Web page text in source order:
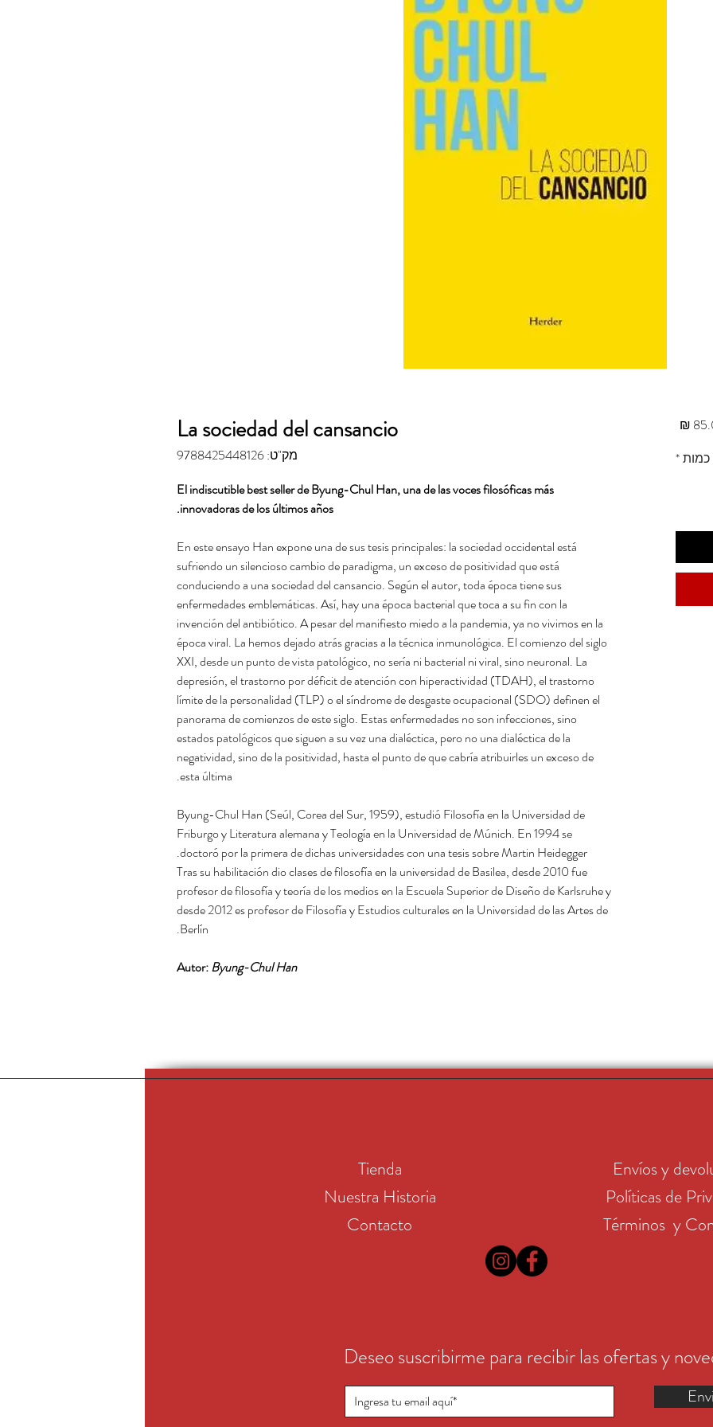
La sociedad del cansancio
מק"ט: 9788425448126
El indiscutible best seller de Byung-Chul Han, una de las voces filosóficas más
innovadoras de los últimos años.
En este ensayo Han expone una de sus tesis principales: la sociedad occidental está
sufriendo un silencioso cambio de paradigma, un exceso de positividad que está
conduciendo a una sociedad del cansancio. Según el autor, toda época tiene sus
enfermedades emblemáticas. Así, hay una época bacterial que toca a su fin con la
invención del antibiótico. A pesar del manifiesto miedo a la pandemia, ya no vivimos en la
época viral. La hemos dejado atrás gracias a la técnica inmunológica. El comienzo del siglo
XXI, desde un punto de vista patológico, no sería ni bacterial ni viral, sino neuronal. La
depresión, el trastorno por déficit de atención con hiperactividad (TDAH), el trastorno
límite de la personalidad (TLP) o el síndrome de desgaste ocupacional (SDO) definen el
panorama de comienzos de este siglo. Estas enfermedades no son infecciones, sino
estados patológicos que siguen a su vez una dialéctica, pero no una dialéctica de la
negatividad, sino de la positividad, hasta el punto de que cabría atribuirles un exceso de
esta última.
Byung-Chul Han (Seúl, Corea del Sur, 1959), estudió Filosofía en la Universidad de
Friburgo y Literatura alemana y Teología en la Universidad de Múnich. En 1994 se
doctoró por la primera de dichas universidades con una tesis sobre Martin Heidegger.
Tras su habilitación dio clases de filosofía en la universidad de Basilea, desde 2010 fue
profesor de filosofía y teoría de los medios en la Escuela Superior de Diseño de Karlsruhe y
desde 2012 es profesor de Filosofía y Estudios culturales en la Universidad de las Artes de
Berlín.
Autor:Byung-Chul Han
כמות*
Tienda
Nuestra Historia
Contacto
Envíos y
Políticas de
Términos y
Deseo suscribirme para recibir las ofertas y